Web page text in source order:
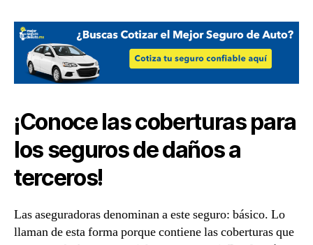
¡Conoce las coberturas para
los seguros de daños a
terceros!
Las aseguradoras denominan a este seguro: básico. Lo
llaman de esta forma porque contiene las coberturas que